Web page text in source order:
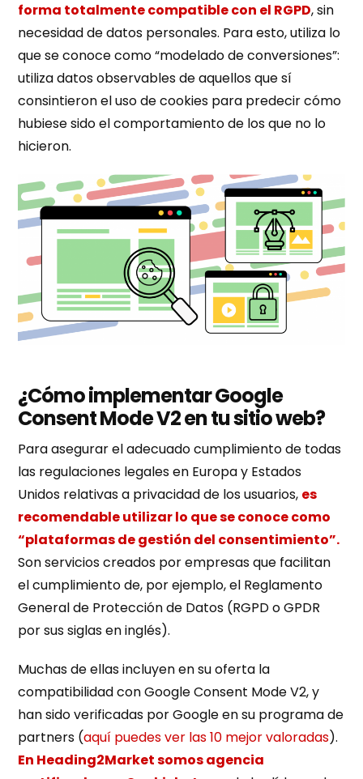
forma totalmente compatible con el RGPD, sin
necesidad de datos personales. Para esto, utiliza lo
que se conoce como “modelado de conversiones”:
utiliza datos observables de aquellos que sí
consintieron el uso de cookies para predecir cómo
hubiese sido el comportamiento de los que no lo
hicieron.
¿Cómo implementar Google
Consent Mode V2 en tu sitio web?
Para asegurar el adecuado cumplimiento de todas
las regulaciones legales en Europa y Estados
Unidos relativas a privacidad de los usuarios, es
recomendable utilizar lo que se conoce como
“plataformas de gestión del consentimiento”.
Son servicios creados por empresas que facilitan
el cumplimiento de, por ejemplo, el Reglamento
General de Protección de Datos (RGPD o GPDR
por sus siglas en inglés).
Muchas de ellas incluyen en su oferta la
compatibilidad con Google Consent Mode V2, y
han sido verificadas por Google en su programa de
partners (aquí puedes ver las 10 mejor valoradas).
En Heading2Market somos agencia